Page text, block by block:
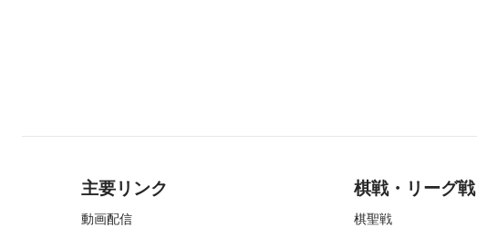
主要リンク
動画配信
棋戦・リーグ戦
棋聖戦